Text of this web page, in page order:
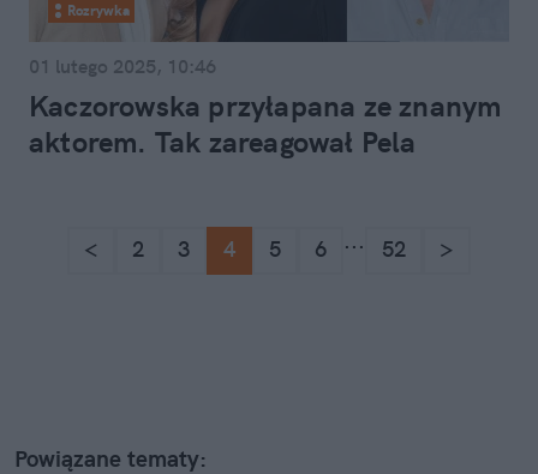
Rozrywka
01 lutego 2025, 10:46
Kaczorowska przyłapana ze znanym
aktorem. Tak zareagował Pela
< 2 3 4 5 6 ... 52 >
Powiązane tematy: